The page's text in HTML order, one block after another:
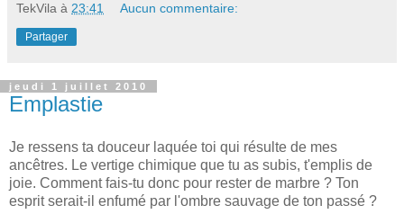
TekVila à 23:41 Aucun commentaire:
Partager
jeudi 1 juillet 2010
Emplastie
Je ressens ta douceur laquée toi qui résulte de mes
ancêtres. Le vertige chimique que tu as subis, t'emplis de
joie. Comment fais-tu donc pour rester de marbre ? Ton
esprit serait-il enfumé par l'ombre sauvage de ton passé ?